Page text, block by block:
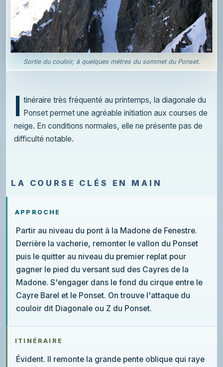
Sortie du couloir, à quelques mètres du sommet du Ponset.
I tinéraire très fréquenté au printemps, la diagonale du
Ponset permet une agréable initiation aux courses de
neige. En conditions normales, elle ne présente pas de
difficulté notable.
LA COURSE CLÉS EN MAIN
APPROCHE
Partir au niveau du pont à la Madone de Fenestre.
Derrière la vacherie, remonter le vallon du Ponset
puis le quitter au niveau du premier replat pour
gagner le pied du versant sud des Cayres de la
Madone. S'engager dans le fond du cirque entre le
Cayre Barel et le Ponset. On trouve l'attaque du
couloir dit Diagonale ou Z du Ponset.
ITINÉRAIRE
Évident. Il remonte la grande pente oblique qui raye